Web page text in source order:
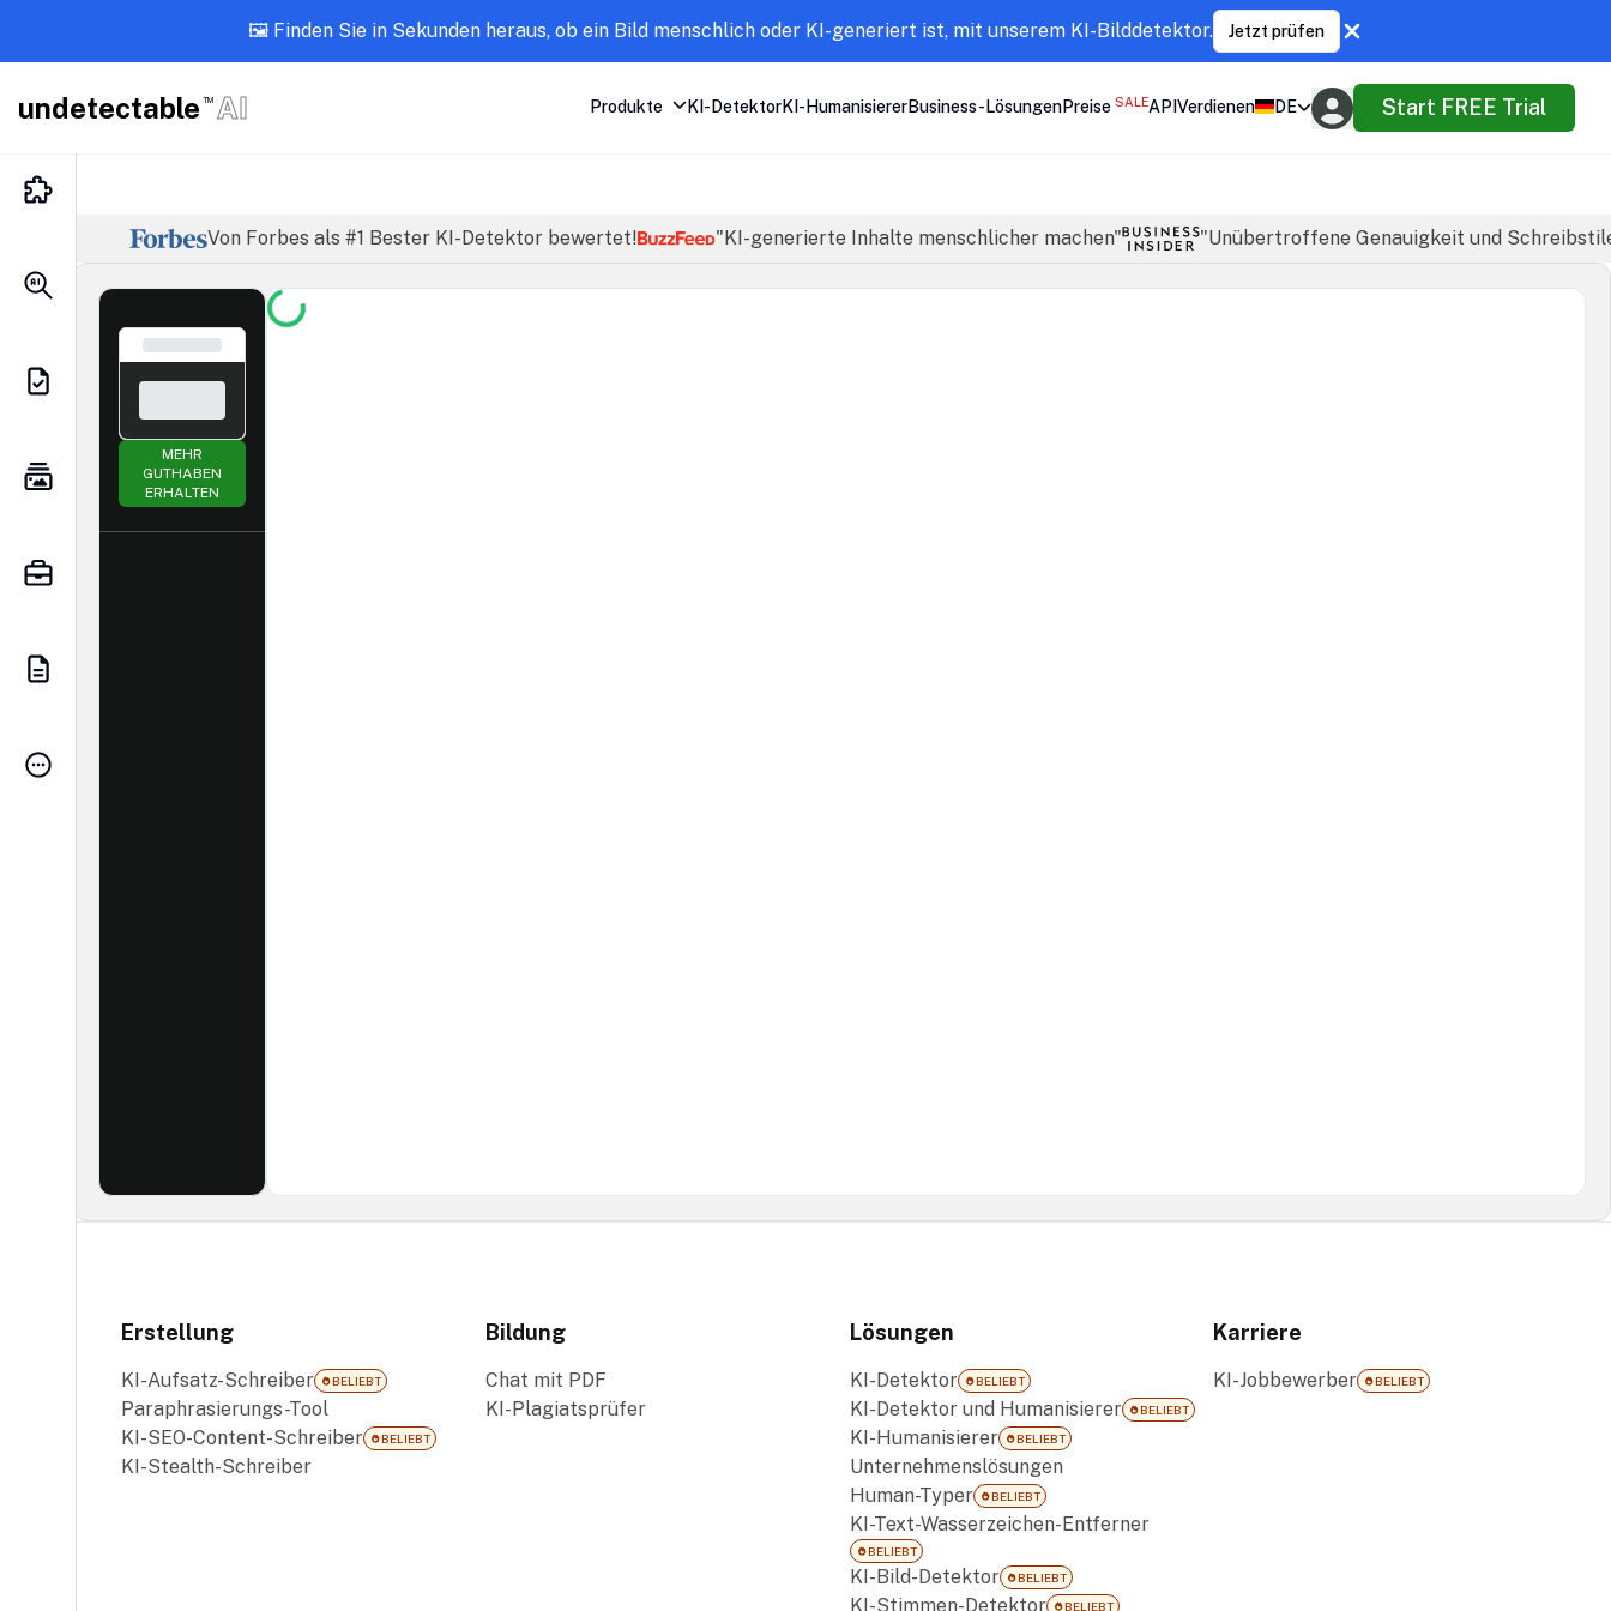
🖼️ Finden Sie in Sekunden heraus, ob ein Bild menschlich oder KI-generiert ist, mit unserem KI-Bilddetektor. Jetzt prüfen
undetectable TM AI Produkte KI-DetektorKI-HumanisiererBusiness-LösungenPreise SALEAPI Verdienen DE Start FREE Trial
Von Forbes als #1 Bester KI-Detektor bewertet! "KI-generierte Inhalte menschlicher machen" "Unübertroffene Genauigkeit und
MEHR
GUTHABEN
ERHALTEN
Erstellung
KI-Aufsatz-Schreiber BELIEBT
Paraphrasierungs-Tool
KI-SEO-Content-Schreiber
BELIEBT
KI-Stealth-Schreiber
Bildung
Chat mit PDF
KI-Plagiatsprüfer
Lösungen
KI-Detektor BELIEBT
KI-Detektor und Humanisierer BELIEBT
KI-Humanisierer BELIEBT
Unternehmenslösungen
Human-Typer
BELIEBT
KI-Text-Wasserzeichen-Entferner
BELIEBT
KI-Bild-Detektor BELIEBT
KI-Stimmen-Detektor BELIEBT
Karriere
KI-Jobbewerber BELIEBT